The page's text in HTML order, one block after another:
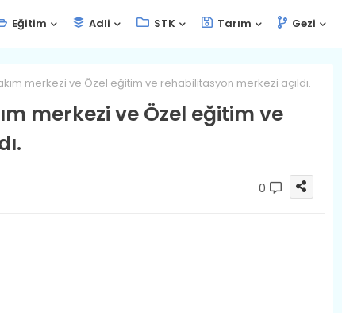
Eğitim Adli STK Tarım Gezi
merkezi ve Özel eğitim ve rehabilitasyon merkezi açıldı.
merkezi ve Özel eğitim ve
0